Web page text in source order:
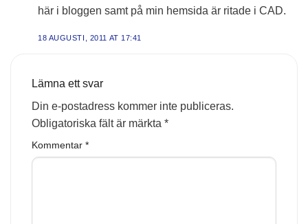
här i bloggen samt på min hemsida är ritade i CAD.
18 AUGUSTI, 2011 AT 17:41
Lämna ett svar
Din e-postadress kommer inte publiceras.
Obligatoriska fält är märkta *
Kommentar *